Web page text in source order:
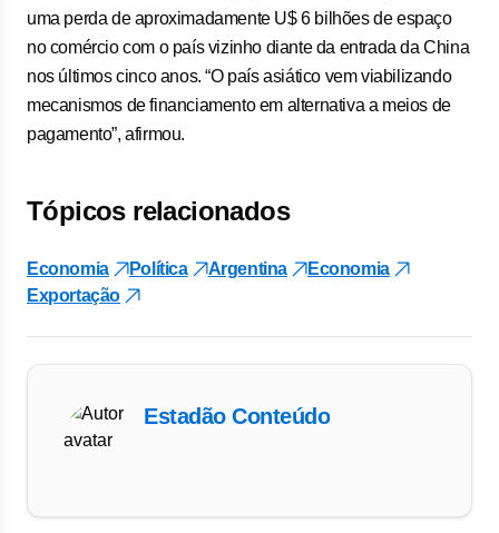
uma perda de aproximadamente U$ 6 bilhões de espaço
no comércio com o país vizinho diante da entrada da China
nos últimos cinco anos. “O país asiático vem viabilizando
mecanismos de financiamento em alternativa a meios de
pagamento”, afirmou.
Tópicos relacionados
Economia Política Argentina
Economia
Exportação
Estadão Conteúdo